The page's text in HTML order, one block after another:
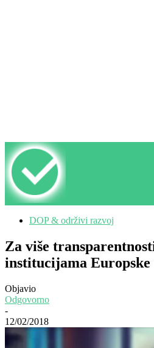
DOP & održivi razvoj
Za više
institucijama Europske
Objavio
Odgovorno
-
12/02/2018